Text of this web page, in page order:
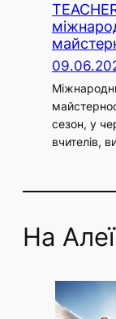
сезон, у
вчителів,
На